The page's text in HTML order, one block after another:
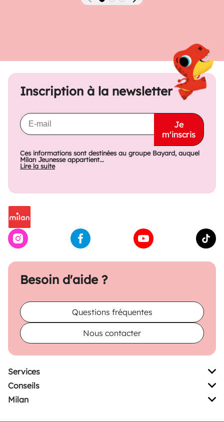
Précédent Suivant
Besoin d'aide ?
Questions fréquentes
Nous contacter
Inscription à la newsletter
Je
m'inscris
Ces informations sont destinées au groupe Bayard, auquel
Milan Jeunesse appartient...
Lire la suite
Services
Conseils
Milan